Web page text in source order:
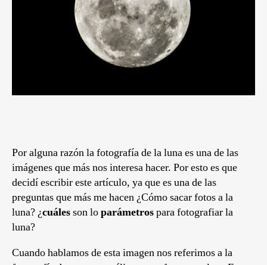
Por alguna razón la fotografía de la luna es una de las
imágenes que más nos interesa hacer. Por esto es que
decidí escribir este artículo, ya que es una de las
preguntas que más me hacen¿Cómo sacar fotos a la
luna? ¿cuálesson loparámetrospara fotografiar la
luna?
Cuando hablamos de esta imagen nos referimos a la